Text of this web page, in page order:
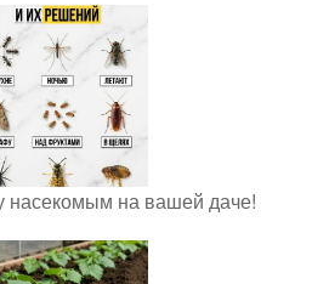
насекомым на вашей даче!